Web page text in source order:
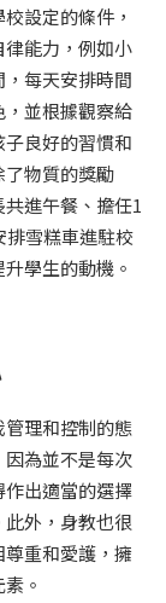
設定的條件，
能力，例如小
每天安排時間
並根據觀察給
良好的習慣和
物質的獎勵
進午餐、擔任1
排雪糕車進駐校
學生的動機。
管理和控制的態
為並不是每次
出適當的選擇
外，身教也很
重和愛護，擁
。